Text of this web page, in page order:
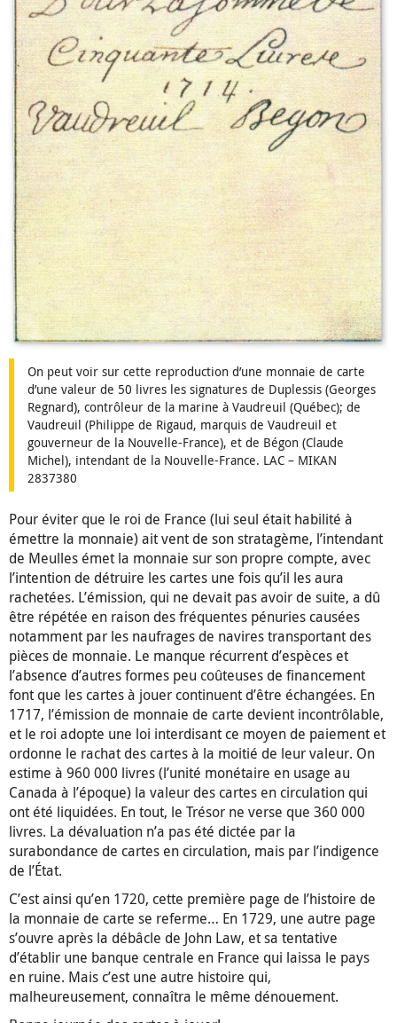
On peut voir sur cette reproduction d’une monnaie de carte
d’une valeur de 50 livres les signatures de Duplessis (Georges
Regnard), contrôleur de la marine à Vaudreuil (Québec); de
Vaudreuil (Philippe de Rigaud, marquis de Vaudreuil et
gouverneur de la Nouvelle-France), et de Bégon (Claude
Michel), intendant de la Nouvelle-France. LAC – MIKAN
2837380
Pour éviter que le roi de France (lui seul était habilité à
émettre la monnaie) ait vent de son stratagème, l’intendant
de Meulles émet la monnaie sur son propre compte, avec
l’intention de détruire les cartes une fois qu’il les aura
rachetées. L’émission, qui ne devait pas avoir de suite, a dû
être répétée en raison des fréquentes pénuries causées
notamment par les naufrages de navires transportant des
pièces de monnaie. Le manque récurrent d’espèces et
l’absence d’autres formes peu coûteuses de financement
font que les cartes à jouer continuent d’être échangées. En
1717, l’émission de monnaie de carte devient incontrôlable,
et le roi adopte une loi interdisant ce moyen de paiement et
ordonne le rachat des cartes à la moitié de leur valeur. On
estime à 960 000 livres (l’unité monétaire en usage au
Canada à l’époque) la valeur des cartes en circulation qui
ont été liquidées. En tout, le Trésor ne verse que 360 000
livres. La dévaluation n’a pas été dictée par la
surabondance de cartes en circulation, mais par l’indigence
de l’État.
C’est ainsi qu’en 1720, cette première page de l’histoire de
la monnaie de carte se referme… En 1729, une autre page
s’ouvre après la débâcle de John Law, et sa tentative
d’établir une banque centrale en France qui laissa le pays
en ruine. Mais c’est une autre histoire qui,
malheureusement, connaîtra le même dénouement.